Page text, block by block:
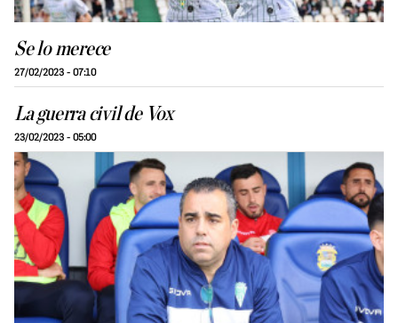
Se lo merece
27/02/2023 - 07:10
La guerra civil de Vox
23/02/2023 - 05:00